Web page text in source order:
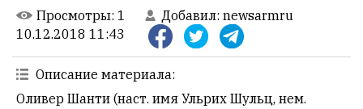
для
независимо
мыслящих.
Просмотры: 1 Добавил: newsarmru
10.12.2018 11:43
Описание материала:
Оливер Шанти (наст. имя Ульрих Шульц, нем.